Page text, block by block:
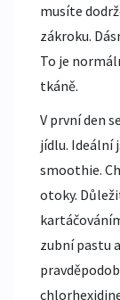
musíte
zákroku.
To je
tkáně.
V první den
jídlu. Ideální
smoothie.
otoky.
zubní pastu